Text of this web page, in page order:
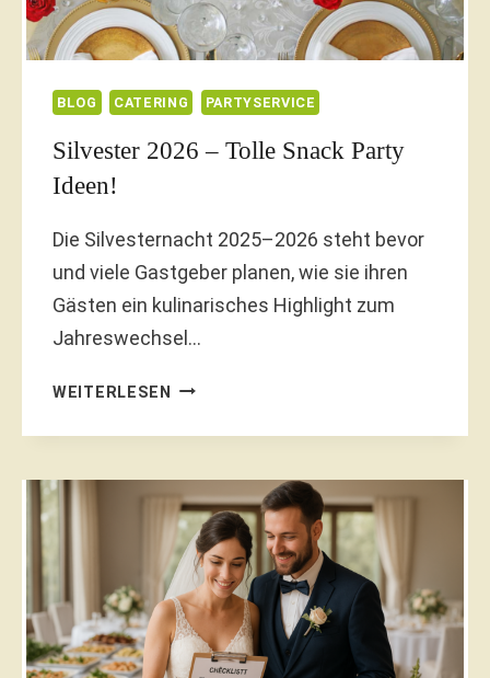
BLOG CATERING PARTYSERVICE
Silvester 2026 – Tolle Snack Party
Ideen!
Die Silvesternacht 2025–2026 steht bevor
und viele Gastgeber planen, wie sie ihren
Gästen ein kulinarisches Highlight zum
Jahreswechsel…
WEITERLESEN
SILVESTER
SNACK
PARTY
IDEEN!